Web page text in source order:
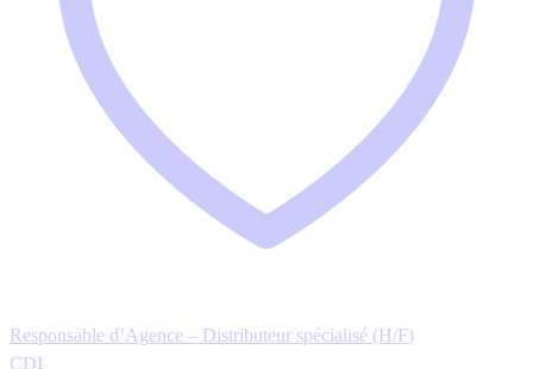
Responsable d’Agence – Distributeur spécialisé (H/F)
CDI